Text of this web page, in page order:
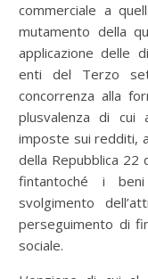
commerciale a
mutamento della
applicazione delle
enti del Terzo
concorrenza alla
plusvalenza di cui
imposte sui redditi,
della Repubblica 22
fintantoché i
svolgimento
perseguimento di
sociale.